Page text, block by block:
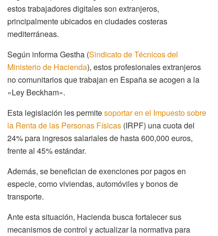
estos trabajadores digitales son extranjeros,
principalmente ubicados en ciudades costeras
mediterráneas.
Según informa Gestha (Sindicato de Técnicos del
Ministerio de Hacienda), estos profesionales extranjeros
no comunitarios que trabajan en España se acogen a la
«Ley Beckham».
Esta legislación les permitesoportar en el Impuesto sobre
la Renta de las Personas Físicas (IRPF) una cuota del
24% para ingresos salariales de hasta 600,000 euros,
frente al 45% estándar.
Además, se benefician de exenciones por pagos en
especie, como viviendas, automóviles y bonos de
transporte.
Ante esta situación, Hacienda busca fortalecer sus
mecanismos de control y actualizar la normativa para